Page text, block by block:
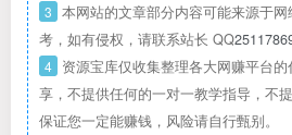
3 本网站的文章部分内容可能来源于
考，如有侵权，请联系站长 QQ
4 资源宝库仅收集整理各大网赚平台
享，不提供任何的一对一教学指导，不
保证您一定能赚钱，风险请自行甄别。